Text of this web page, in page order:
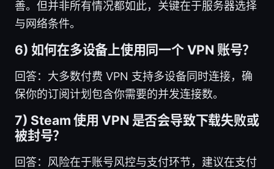
善。但并非所有情况都如此，关键在于服务器选择
与网络条件。
6) 如何在多设备上使用同一个 VPN 账号？
回答：大多数付费 VPN 支持多设备同时连接，确
保你的订阅计划包含你需要的并发连接数。
7) Steam 使用 VPN 是否会导致下载失败或
被封号？
回答：风险在于账号风控与支付环节，建议在支付